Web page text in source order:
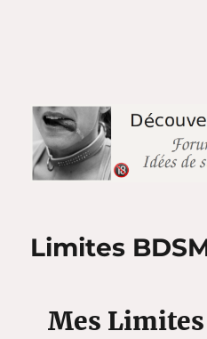
BDSM et
Parents : Jeux &
Limites
Mes Limites